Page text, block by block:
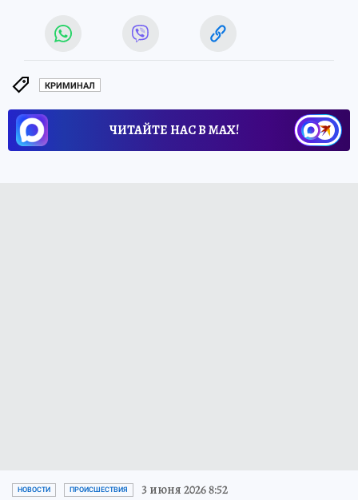
КРИМИНАЛ
ЧИТАЙТЕ НАС В МАХ!
НОВОСТИ ПРОИСШЕСТВИЯ 3 июня 2026 8:52